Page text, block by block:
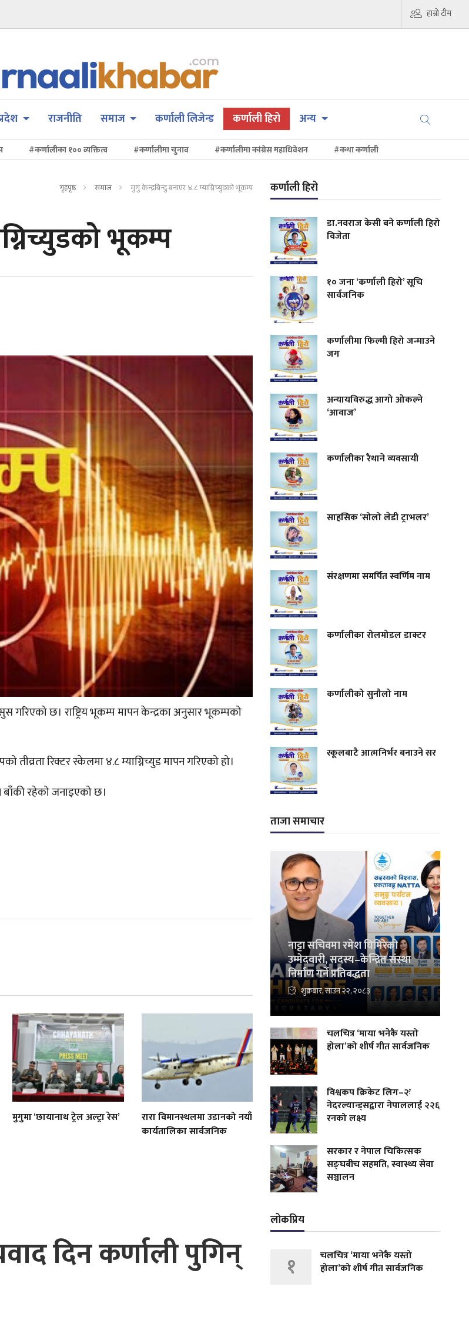
हाम्रो टीम
राजनीति समाज कर्णाली लिजेन्ड कर्णाली हिरो अन्य
#कर्णालीका १०० व्यक्तित्व #कर्णालीमा चुनाव #कर्णालीमा कांग्रेस महाधिवेशन #कथा कर्णाली
गृहपृष्ठ समाज मुगु केन्द्रबिन्दु बनाएर ४.८ म्याग्निच्युडको भूकम्प
भूकम्प
छ। राष्ट्रिय भूकम्प मापन केन्द्रका अनुसार भूकम्पको
रिक्टर स्केलमा ४.८ म्याग्निच्युड मापन गरिएको हो।
रहेको जनाइएको छ।
मुगुमा ‘छायानाथ ट्रेल अल्ट्रा रेस’
रारा विमानस्थलमा उडानको नयाँ
कार्यतालिका सार्वजनिक
दिन कर्णाली पुगिन्
कर्णाली हिरो
डा.नवराज केसी बने कर्णाली हिरो
विजेता
१० जना ‘कर्णाली हिरो’ सूचि
सार्वजनिक
कर्णालीमा फिल्मी हिरो जन्माउने
जग
अन्यायविरुद्ध आगो ओकल्ने
‘आवाज’
कर्णालीका रैथाने व्यवसायी
साहसिक ‘सोलो लेडी ट्राभलर’
संरक्षणमा समर्पित स्वर्णिम नाम
कर्णालीका रोलमोडल डाक्टर
कर्णालीको सुनौलो नाम
स्कूलबाटै आत्मनिर्भर बनाउने सर
ताजा समाचार
नाट्टा सचिवमा रमेश घिमिरेको
उम्मेदवारी, सदस्य–केन्द्रित संस्था
निर्माण गर्ने प्रतिबद्धता
शुक्रबार, साउन २२, २०८३
चलचित्र ‘माया भनेकै यस्तो
होला’को शीर्ष गीत सार्वजनिक
विश्वकप क्रिकेट लिग–२ः
नेदरल्यान्ड्सद्वारा नेपाललाई २२६
रनको लक्ष्य
सरकार र नेपाल चिकित्सक
सङ्घबीच सहमति, स्वास्थ्य सेवा
सञ्चालन
लोकप्रिय
१
चलचित्र ‘माया भनेकै यस्तो
होला’को शीर्ष गीत सार्वजनिक